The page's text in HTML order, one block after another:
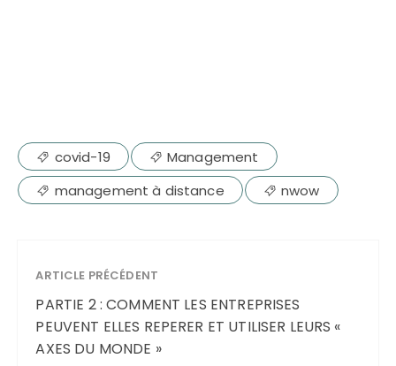
covid-19
Management
management à distance
nwow
ARTICLE PRÉCÉDENT
PARTIE 2 : COMMENT LES ENTREPRISES
PEUVENT ELLES REPERER ET UTILISER LEURS «
AXES DU MONDE »